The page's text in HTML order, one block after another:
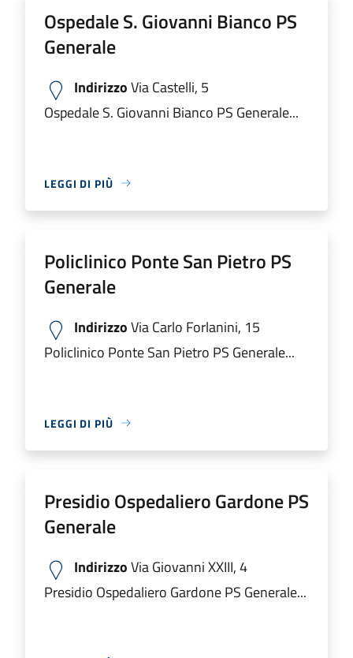
Ospedale S. Giovanni Bianco PS
Generale
IndirizzoVia Castelli, 5
Ospedale S. Giovanni Bianco PS Generale...
LEGGI DI PIÙ
Policlinico Ponte San Pietro PS
Generale
IndirizzoVia Carlo Forlanini, 15
Policlinico Ponte San Pietro PS Generale...
LEGGI DI PIÙ
Presidio Ospedaliero Gardone PS
Generale
IndirizzoVia Giovanni XXIII, 4
Presidio Ospedaliero Gardone PS Generale...